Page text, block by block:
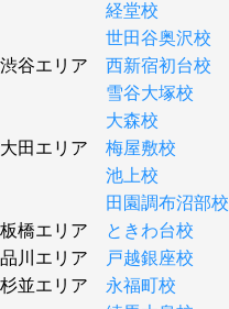
経堂校
世田谷奥沢校
渋谷エリア
西新宿初台校
大田エリア
雪谷大塚校
大森校
梅屋敷校
池上校
田園調布沼部校
板橋エリア
ときわ台校
品川エリア
戸越銀座校
杉並エリア
永福町校